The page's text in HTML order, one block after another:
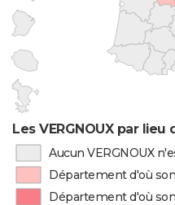
Les VERGNOUX par lieu
Aucun VERGNOUX
Département d'où
Département d'où